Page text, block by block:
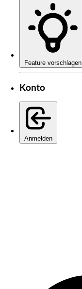
Feature vorschlagen
Konto
Anmelden